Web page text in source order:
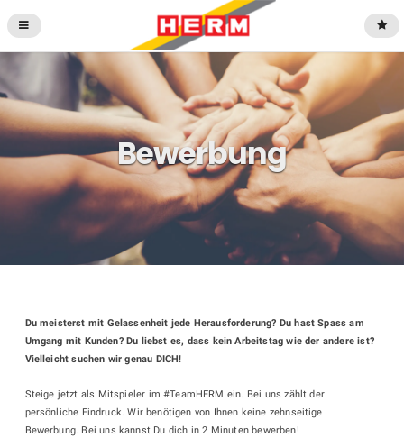
Bewerbung
Du meisterst mit Gelassenheit jede Herausforderung? Du hast Spass am
Umgang mit Kunden? Du liebst es, dass kein Arbeitstag wie der andere ist?
Vielleicht suchen wir genau DICH!
Steige jetzt als Mitspieler im #TeamHERM ein. Bei uns zählt der
persönliche Eindruck. Wir benötigen von Ihnen keine zehnseitige
Bewerbung. Bei uns kannst Du dich in 2 Minuten bewerben!